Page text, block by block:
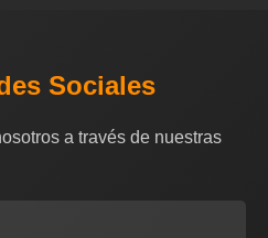
Sociales
a través de nuestras